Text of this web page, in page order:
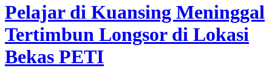
Pelajar di Kuansing Meninggal
Tertimbun Longsor di Lokasi
Bekas PETI